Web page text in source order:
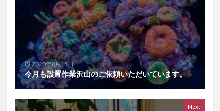
2020年8月15日
今月も設置作業沢山のご依頼いただいています。
Next